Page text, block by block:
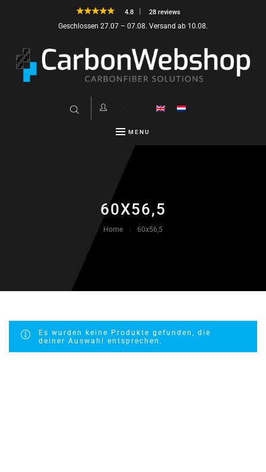
4.8 28 reviews
Geschlossen 27.07 – 07.08. Versand ab 10.08.
MENU
60X56,5
Home 60x56,5
Es wurden keine Produkte gefunden, die
deiner Auswahl entsprechen.